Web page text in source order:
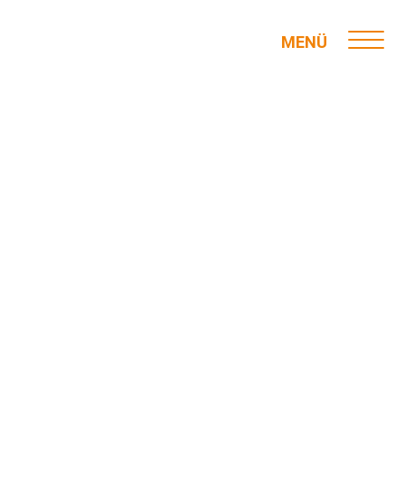
MENÜ